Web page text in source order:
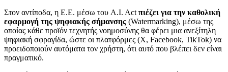
Στον αντίποδα, η Ε.Ε. μέσω του A.I. Act πιέζει για την καθολική
εφαρμογή της ψηφιακής σήμανσης (Watermarking), μέσω της
οποίας κάθε προϊόν τεχνητής νοημοσύνης θα φέρει μια ανεξίτηλη
ψηφιακή σφραγίδα, ώστε οι πλατφόρμες (X, Facebook, TikTok) να
προειδοποιούν αυτόματα τον χρήστη, ότι αυτό που βλέπει δεν είναι
πραγματικό.